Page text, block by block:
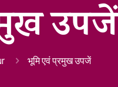
उपजें
भूमि एवं प्रमुख उपजें